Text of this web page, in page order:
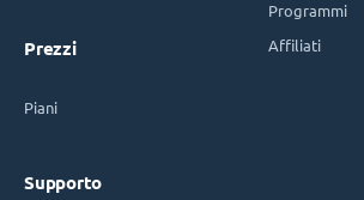
Prezzi
Piani
Supporto
Programmi
Affiliati